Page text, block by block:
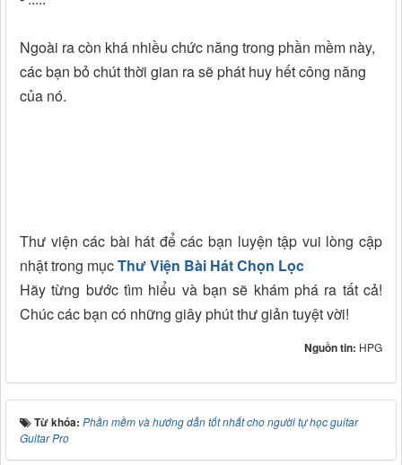
Ngoài ra còn khá nhiều chức năng trong phần mềm này,
các bạn bỏ chút thời gian ra sẽ phát huy hết công năng
của nó.
Thư viện các bài hát để các bạn luyện tập vui lòng cập
nhật trong mụcThư Viện Bài Hát Chọn Lọc
Hãy từng bước tìm hiểu và bạn sẽ khám phá ra tất cả!
Chúc các bạn có những giây phút thư giản tuyệt vời!
Nguồn tin: HPG
Từ khóa: Phần mềm và hướng dẫn tốt nhất cho người tự học guitar
Guitar Pro